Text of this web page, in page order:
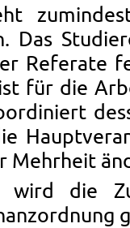
Das
Refer­ate
für die
Mehrheit
wird die